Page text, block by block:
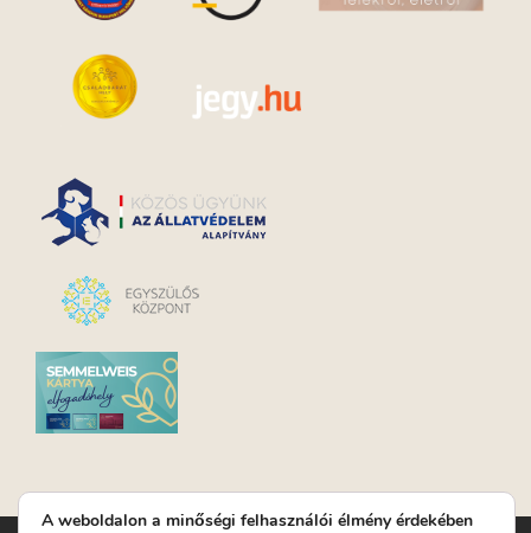
A weboldalon a minőségi felhasználói élmény érdekében